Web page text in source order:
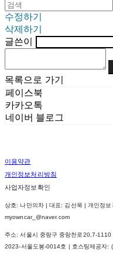
수정하기
삭제하기
글쓴이
목록으로 가기
페이스북
카카오톡
네이버 블로그
이용약관
개인정보처리방침
사업자정보확인
상호: 나만의차 | 대표: 김선묵 | 개인정
myowncar_@naver.com
주소: 서울시 중랑구 중랑천로20,7-1110
2023-서울도봉-0014호
| 호스팅제공자: